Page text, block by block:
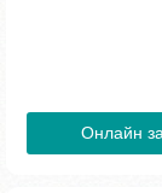
Онлайн